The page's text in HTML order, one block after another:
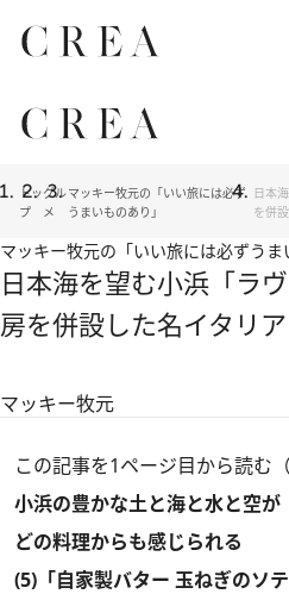
トッ
プ
グル
メ
マッキー牧元の「いい旅には必ず
うまいものあり」
日本
を併
マッキー牧元の「いい旅には必ずうま
日本海を望む小浜「ラ
房を併設した名イタリ
マッキー牧元
この記事を1ページ目から読む
小浜の豊かな土と海と水と空が
どの料理からも感じられる
(5)「自家製バター 玉ねぎのソ